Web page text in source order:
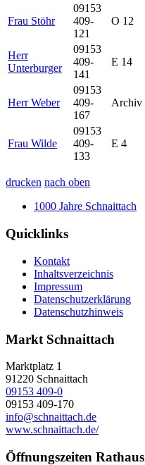
Frau Stöhr
09153
409-
121
O 12
Herr
Unterburger
09153
409-
141
E 14
Herr Weber
09153
409-
167
Archiv
Frau Wilde
09153
409-
133
E 4
drucken nach oben
1000 Jahre Schnaittach
Quicklinks
Kontakt
Inhaltsverzeichnis
Impressum
Datenschutzerklärung
Datenschutzhinweis
Markt Schnaittach
Marktplatz 1
91220 Schnaittach
09153 409-0
09153 409-170
info@schnaittach.de
www.schnaittach.de/
Öffnungszeiten Rathaus